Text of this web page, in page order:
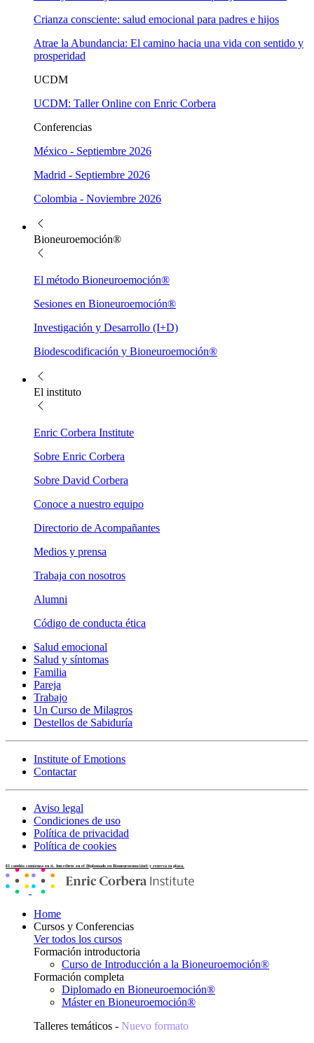
Crianza consciente: salud emocional para padres e hijos
Atrae la Abundancia: El camino hacia una vida con sentido y
prosperidad
UCDM
UCDM: Taller Online con Enric Corbera
Conferencias
México - Septiembre 2026
Madrid - Septiembre 2026
Colombia - Noviembre 2026
Bioneuroemoción®
El método Bioneuroemoción®
Sesiones en Bioneuroemoción®
Investigación y Desarrollo (I+D)
Biodescodificación y Bioneuroemoción®
El instituto
Enric Corbera Institute
Sobre Enric Corbera
Sobre David Corbera
Conoce a nuestro equipo
Directorio de Acompañantes
Medios y prensa
Trabaja con nosotros
Alumni
Código de conducta ética
Salud emocional
Salud y síntomas
Familia
Pareja
Trabajo
Un Curso de Milagros
Destellos de Sabiduría
Institute of Emotions
Contactar
Aviso legal
Condiciones de uso
Política de privacidad
Política de cookies
El cambio comienza en ti. Inscríbete en el Diplomado en Bioneuroemoción® y reserva tu plaza.
Home
Cursos y Conferencias
Ver todos los cursos
Formación introductoria
Curso de Introducción a la Bioneuroemoción®
Formación completa
Diplomado en Bioneuroemoción®
Máster en Bioneuroemoción®
Talleres temáticos - Nuevo formato